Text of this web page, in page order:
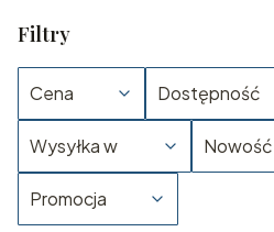
Filtry
Cena Dostępność
Wysyłka w Nowość
Promocja